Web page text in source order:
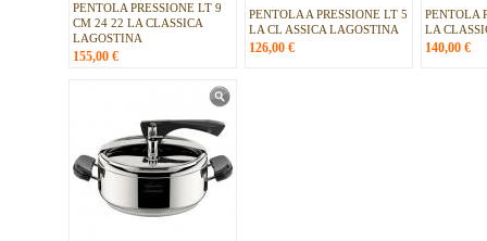
PENTOLA PRESSIONE LT 9
CM 24 22 LA CLASSICA
LAGOSTINA
155,00 €
PENTOLA A PRESSIONE LT 5
LA CL ASSICA LAGOSTINA
126,00 €
PENTOLA
LA
140,00 €